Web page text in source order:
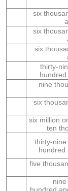
six
six
six
thirty-
nine
six
six million
ten
thirty-
hundred
five